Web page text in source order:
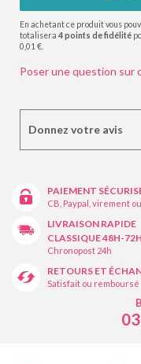
En achetant ce produit vous
totalisera 4points de fidélité
0,01 €
Poser une question sur
Donnez votre avis
PAIEMENT
CB, Paypal, virement
LIVRAISON RAPIDE
CLASSIQUE 48H-72H
Chronopost 24h
RETOURS ET
Satisfait ou remboursé